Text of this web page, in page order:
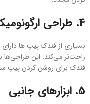
4. طراحی
بسیاری از فندک‌ پیپ ها دارای
راحت‌تر می‌کند. این طراحی‌ها
فندک برای روشن کردن پیپ
5. ابزارهای جانبی